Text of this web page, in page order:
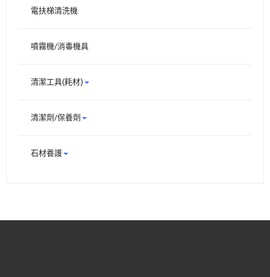
電扶梯清洗機
噴霧機/消毒機具
清潔工具(耗材)
清潔劑/保養劑
石材養護